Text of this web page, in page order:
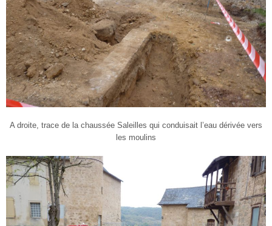
A droite, trace de la chaussée Saleilles qui conduisait l’eau dérivée vers
les moulins